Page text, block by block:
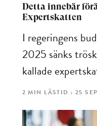
Detta innebär
Expertskatten
I regeringens
2025 sänks
kallade
2 MIN LÄSTID : 25